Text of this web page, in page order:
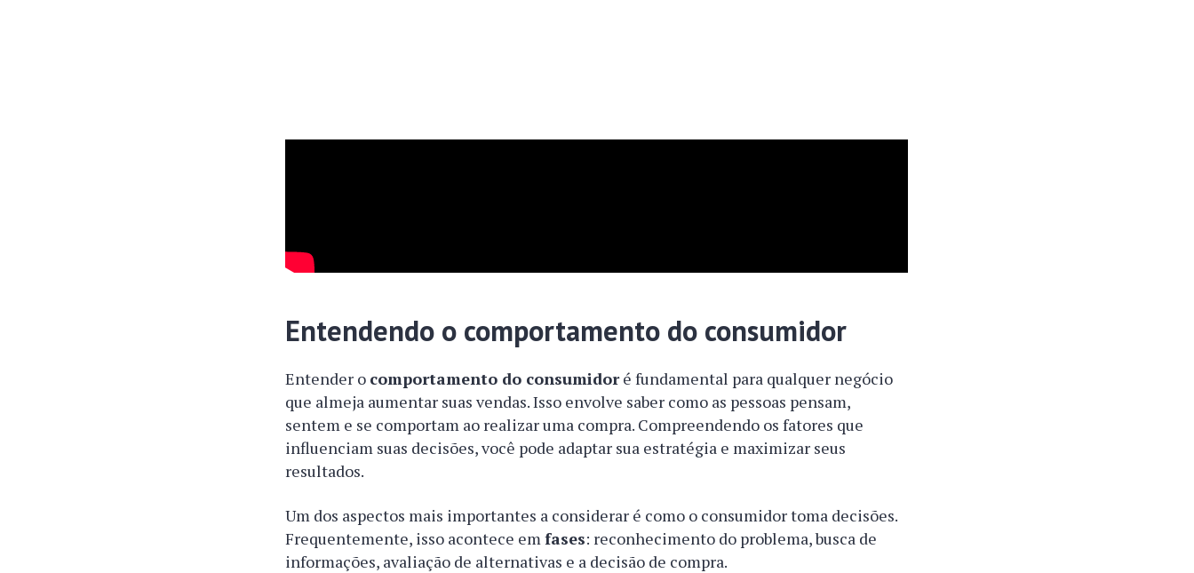
Entendendo o comportamento do consumidor
Entender o comportamento do consumidoré fundamental para qualquer negócio
que almeja aumentar suas vendas. Isso envolve saber como as pessoas pensam,
sentem e se comportam ao realizar uma compra. Compreendendo os fatores que
influenciam suas decisões, você pode adaptar sua estratégia e maximizar seus
resultados.
Um dos aspectos mais importantes a considerar é como o consumidor toma decisões.
Frequentemente, isso acontece emfases: reconhecimento do problema, busca de
informações, avaliação de alternativas e a decisão de compra.